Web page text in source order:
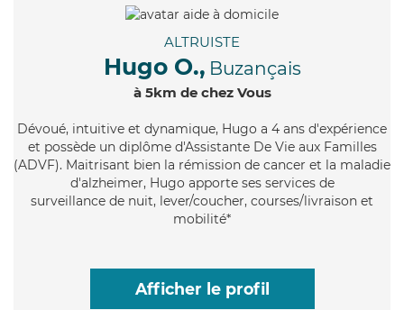
ALTRUISTE
Hugo O., Buzançais
à 5km de chez Vous
Dévoué, intuitive et dynamique, Hugo a 4 ans d'expérience
et possède un diplôme d'Assistante De Vie aux Familles
(ADVF). Maitrisant bien la rémission de cancer et la maladie
d'alzheimer, Hugo apporte ses services de
surveillance de nuit, lever/coucher, courses/livraison et
mobilité*
Afficher le profil